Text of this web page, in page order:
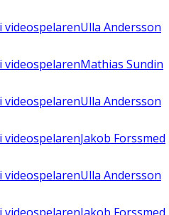
i videospelarenUlla Andersson
i videospelarenMathias Sundin
videospelarenUlla Andersson
i videospelarenJakob Forssmed
i videospelarenUlla Andersson